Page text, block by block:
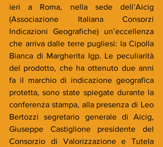
ieri a Roma, nella sede dell’Aicig
(Associazione Italiana Consorzi
Indicazioni Geografiche) un’eccellenza
che arriva dalle terre pugliesi: la Cipolla
Bianca di Margherita Igp. Le peculiarità
del prodotto, che ha ottenuto due anni
fa il marchio di indicazione geografica
protetta, sono state spiegate durante la
conferenza stampa, alla presenza di Leo
Bertozzi segretario generale di Aicig,
Giuseppe Castiglione presidente del
Consorzio di Valorizzazione e Tutela